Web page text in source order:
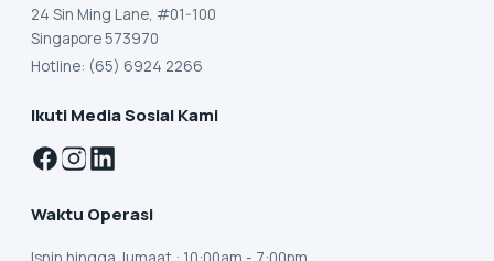
24 Sin Ming Lane, #01-100
Singapore 573970
Hotline: (65) 6924 2266
Ikuti Media Sosial Kami
Waktu Operasi